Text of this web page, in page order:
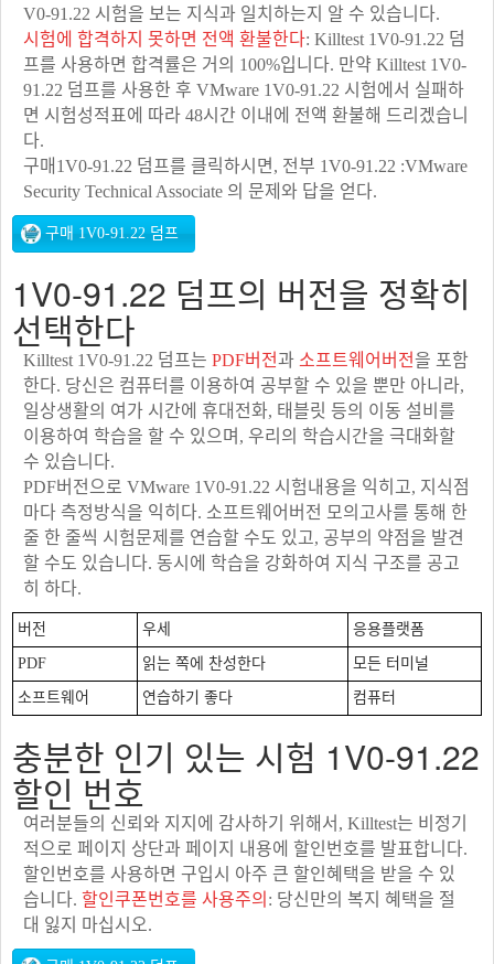
V0-91.22 시험을 보는 지식과 일치하는지 알 수 있습니다.
시험에 합격하지 못하면 전액 환불한다: Killtest 1V0-91.22 덤
프를 사용하면 합격률은 거의 100%입니다. 만약 Killtest 1V0-
91.22 덤프를 사용한 후 VMware 1V0-91.22 시험에서 실패하
면 시험성적표에 따라 48시간 이내에 전액 환불해 드리겠습니
다.
구매1V0-91.22 덤프를 클릭하시면, 전부 1V0-91.22 :VMware
Security Technical Associate 의 문제와 답을 얻다.
1V0-91.22 덤프의 버전을 정확히
선택한다
Killtest 1V0-91.22 덤프는 PDF버전과 소프트웨어버전을 포함
한다. 당신은 컴퓨터를 이용하여 공부할 수 있을 뿐만 아니라,
일상생활의 여가 시간에 휴대전화, 태블릿 등의 이동 설비를
이용하여 학습을 할 수 있으며, 우리의 학습시간을 극대화할
수 있습니다.
PDF버전으로 VMware 1V0-91.22 시험내용을 익히고, 지식점
마다 측정방식을 익히다. 소프트웨어버전 모의고사를 통해 한
줄 한 줄씩 시험문제를 연습할 수도 있고, 공부의 약점을 발견
할 수도 있습니다. 동시에 학습을 강화하여 지식 구조를 공고
히 하다.
버전 우세 응용플랫폼
PDF 읽는 쪽에 찬성한다 모든 터미널
소프트웨어 연습하기 좋다 컴퓨터
충분한 인기 있는 시험 1V0-91.22
할인 번호
여러분들의 신뢰와 지지에 감사하기 위해서, Killtest는 비정기
적으로 페이지 상단과 페이지 내용에 할인번호를 발표합니다.
할인번호를 사용하면 구입시 아주 큰 할인혜택을 받을 수 있
습니다. 할인쿠폰번호를 사용주의 : 당신만의 복지 혜택을 절
대 잃지 마십시오.